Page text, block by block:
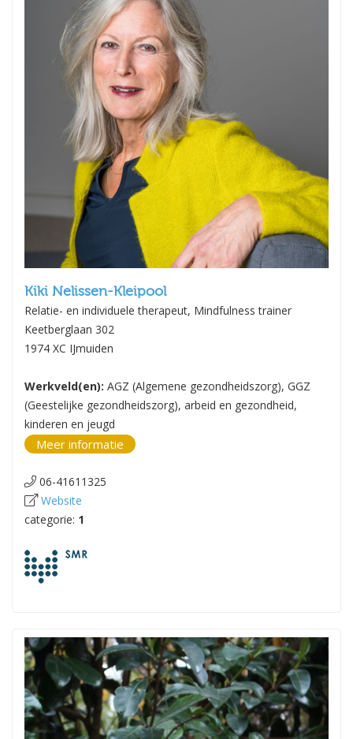
Kiki Nelissen-Kleipool
Relatie- en individuele therapeut, Mindfulness trainer
Keetberglaan 302
1974 XC IJmuiden
Werkveld(en): AGZ (Algemene gezondheidszorg), GGZ
(Geestelijke gezondheidszorg), arbeid en gezondheid,
kinderen en jeugd
Meer informatie
06-41611325
Website
categorie: 1